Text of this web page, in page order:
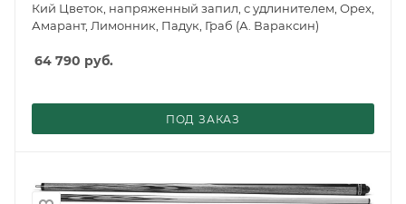
Кий Цветок, напряженный запил, с удлинителем, Орех,
Амарант, Лимонник, Падук, Граб (А. Вараксин)
64 790 руб.
ПОД ЗАКАЗ